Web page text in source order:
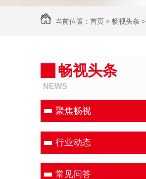
当前位置： 首页 > 畅视头条 >
畅视头条
NEWS
聚焦畅视
行业动态
常见问答